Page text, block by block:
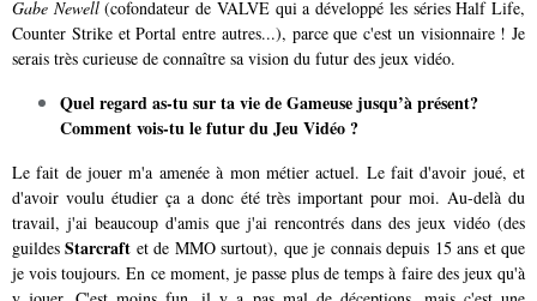
Gabe Newell(cofondateur de VALVE qui a développé les séries Half Life,
Counter Strike et Portal entre autres...), parce que c'est un visionnaire ! Je
serais très curieuse de connaître sa vision du futur des jeux vidéo.
Quel regard as-tu sur ta vie de Gameuse jusqu’à présent?
Comment vois-tu le futur du Jeu Vidéo ?
Le fait de jouer m'a amenée à mon métier actuel. Le fait d'avoir joué, et
d'avoir voulu étudier ça a donc été très important pour moi. Au-delà du
travail, j'ai beaucoup d'amis que j'ai rencontrés dans des jeux vidéo (des
guildesStarcraft et de MMO surtout), que je connais depuis 15 ans et que
je vois toujours. En ce moment, je passe plus de temps à faire des jeux qu'à